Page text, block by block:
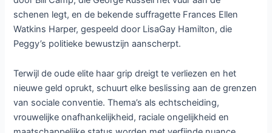
schenen legt, en de bekende suffragette Frances Ellen
Watkins Harper, gespeeld door LisaGay Hamilton, die
Peggy’s politieke bewustzijn aanscherpt.
Terwijl de oude elite haar grip dreigt te verliezen en het
nieuwe geld oprukt, schuurt elke beslissing aan de grenzen
van sociale conventie. Thema’s als echtscheiding,
vrouwelijke onafhankelijkheid, raciale ongelijkheid en